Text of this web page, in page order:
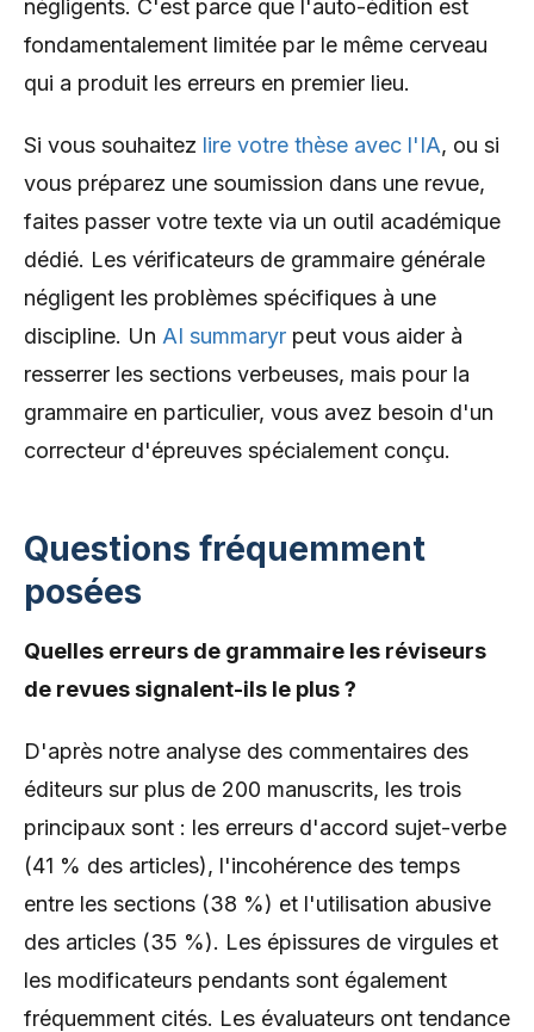
négligents. C'est parce que l'auto-édition est
fondamentalement limitée par le même cerveau
qui a produit les erreurs en premier lieu.
Si vous souhaitez lire votre thèse avec l'IA, ou si
vous préparez une soumission dans une revue,
faites passer votre texte via un outil académique
dédié. Les vérificateurs de grammaire générale
négligent les problèmes spécifiques à une
discipline. Un AI summaryr peut vous aider à
resserrer les sections verbeuses, mais pour la
grammaire en particulier, vous avez besoin d'un
correcteur d'épreuves spécialement conçu.
Questions fréquemment
posées
Quelles erreurs de grammaire les réviseurs
de revues signalent-ils le plus ?
D'après notre analyse des commentaires des
éditeurs sur plus de 200 manuscrits, les trois
principaux sont : les erreurs d'accord sujet-verbe
(41 % des articles), l'incohérence des temps
entre les sections (38 %) et l'utilisation abusive
des articles (35 %). Les épissures de virgules et
les modificateurs pendants sont également
fréquemment cités. Les évaluateurs ont tendance